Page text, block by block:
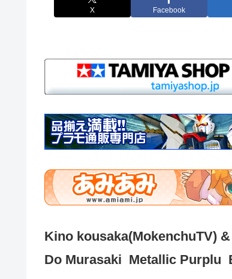
X Facebook
Kino kousaka(MokenchuTV)
Do Murasaki Metallic Purplu